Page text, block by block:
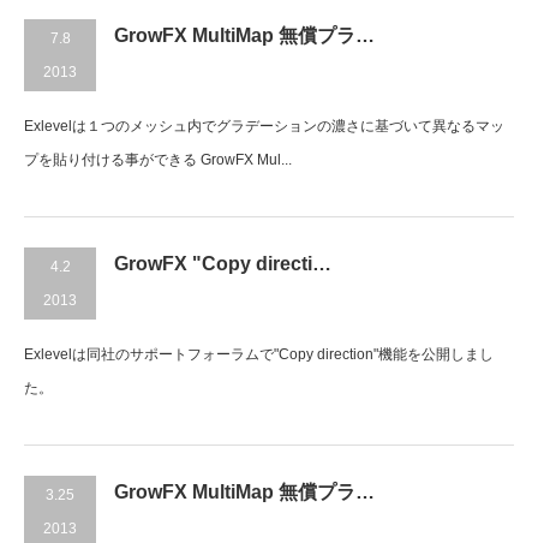
7.8
2013
GrowFX MultiMap 無償プラ…
Exlevelは１つのメッシュ内でグラデーションの濃さに基づいて異なるマッ
プを貼り付ける事ができる GrowFX Mul...
4.2
2013
GrowFX "Copy directi…
Exlevelは同社のサポートフォーラムで"Copy direction"機能を公開しまし
た。
3.25
2013
GrowFX MultiMap 無償プラ…